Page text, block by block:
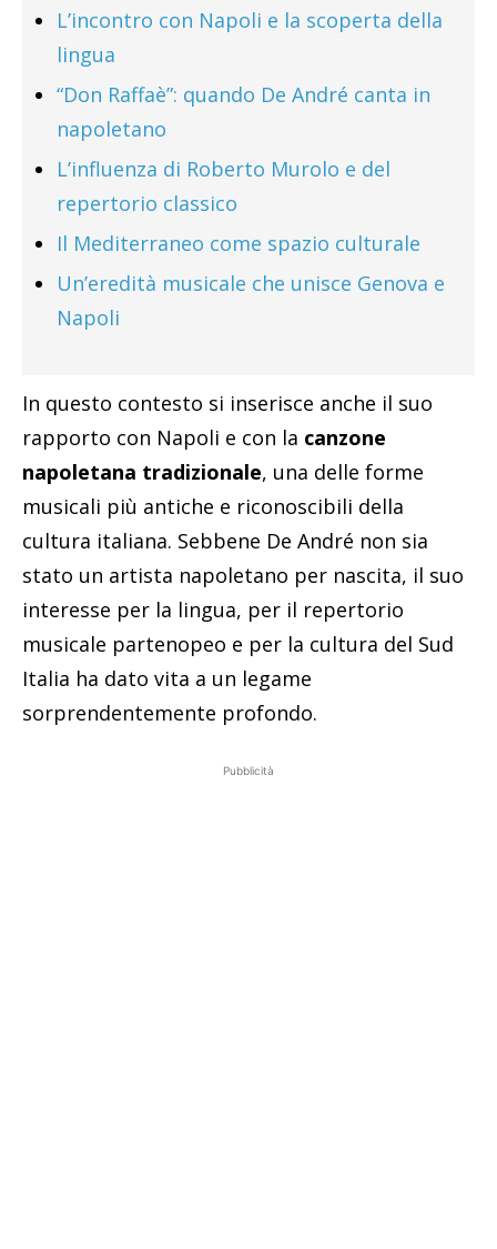
L’incontro con Napoli e la scoperta della
lingua
“Don Raffaè”: quando De André canta in
napoletano
L’influenza di Roberto Murolo e del
repertorio classico
Il Mediterraneo come spazio culturale
Un’eredità musicale che unisce Genova e
Napoli
In questo contesto si inserisce anche il suo
rapporto con Napoli e con la canzone
napoletana tradizionale, una delle forme
musicali più antiche e riconoscibili della
cultura italiana. Sebbene De André non sia
stato un artista napoletano per nascita, il suo
interesse per la lingua, per il repertorio
musicale partenopeo e per la cultura del Sud
Italia ha dato vita a un legame
sorprendentemente profondo.
Pubblicità